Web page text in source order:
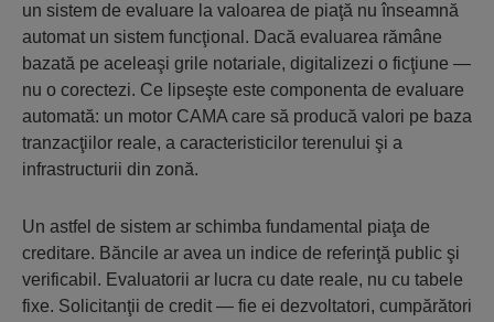
un sistem de evaluare la valoarea de piaţă nu înseamnă
automat un sistem funcţional. Dacă evaluarea rămâne
bazată pe aceleaşi grile notariale, digitalizezi o ficţiune —
nu o corectezi. Ce lipseşte este componenta de evaluare
automată: un motor CAMA care să producă valori pe baza
tranzacţiilor reale, a caracteristicilor terenului şi a
infrastructurii din zonă.
Un astfel de sistem ar schimba fundamental piaţa de
creditare. Băncile ar avea un indice de referinţă public şi
verificabil. Evaluatorii ar lucra cu date reale, nu cu tabele
fixe. Solicitanţii de credit — fie ei dezvoltatori, cumpărători